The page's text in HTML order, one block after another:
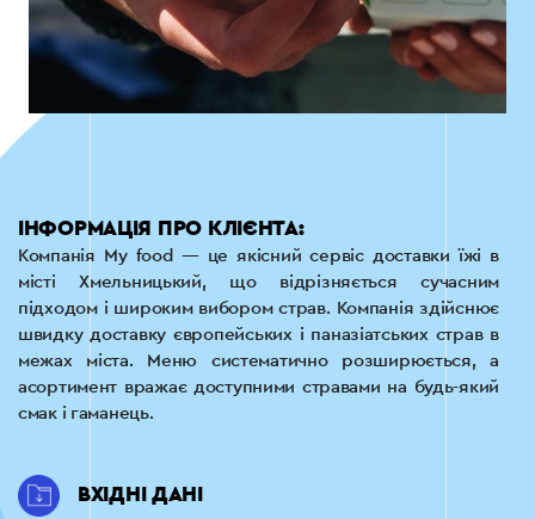
ІНФОРМАЦІЯ ПРО КЛІЄНТА:
Компанія My food — це якісний сервіс доставки їжі в
місті Хмельницький, що відрізняється сучасним
підходом і широким вибором страв. Компанія здійснює
швидку доставку європейських і паназіатських страв в
межах міста. Меню систематично розширюється, а
асортимент вражає доступними стравами на будь-який
смак і гаманець.
ВХІДНІ ДАНІ